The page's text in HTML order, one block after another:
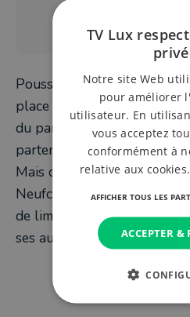
François Huberty,
Poussé au bout, les
place du Clos des
du parking supplémentaire
partenariat public-privé.
Mais quel que sera le
Neufchâteau sera de
de limiter ses capacités
ses autres projets.
TV Lux
Notre site Web
pour améliorer
utilisateur. En
vous acceptez
conformément à
relative aux cookies.
AFFICHER TOUS LES
ACCEPTER &